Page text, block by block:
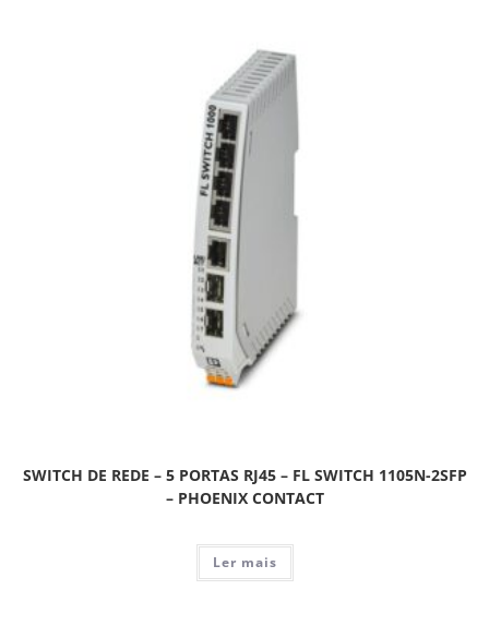
SWITCH DE REDE – 5 PORTAS RJ45 – FL SWITCH 1105N-2SFP
– PHOENIX CONTACT
Ler mais